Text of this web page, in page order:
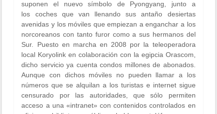
suponen el nuevo símbolo de Pyongyang, junto a
los coches que van llenando sus antaño desiertas
avenidas y los móviles que empiezan a enganchar a los
norcoreanos con tanto furor como a sus hermanos del
Sur. Puesto en marcha en 2008 por la teleoperadora
local Koryolink en colaboración con la egipcia Orascom,
dicho servicio ya cuenta condos millones de abonados.
Aunque con dichos móviles no pueden llamar a los
números que se alquilan a los turistas e internet sigue
censurado por las autoridades, que sólo permiten
acceso a una «intranet» con contenidos controlados en